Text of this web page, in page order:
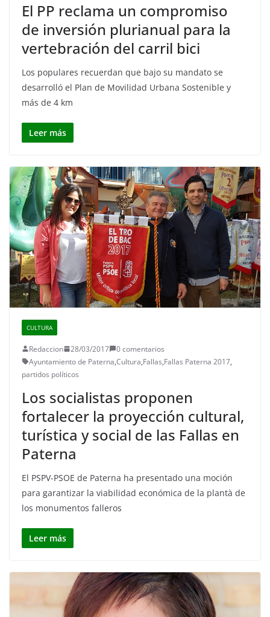
El PP reclama un compromiso
de inversión plurianual para la
vertebración del carril bici
Los populares recuerdan que bajo su mandato se
desarrolló el Plan de Movilidad Urbana Sostenible y
más de 4 km
Leer más
CULTURA
Redaccion 28/03/2017
0 comentarios
Ayuntamiento de Paterna,Cultura,Fallas,Fallas Paterna 2017,
partidos políticos
Los socialistas proponen
fortalecer la proyección cultural,
turística y social de las Fallas en
Paterna
El PSPV-PSOE de Paterna ha presentado una moción
para garantizar la viabilidad económica de la plantà de
los monumentos falleros
Leer más